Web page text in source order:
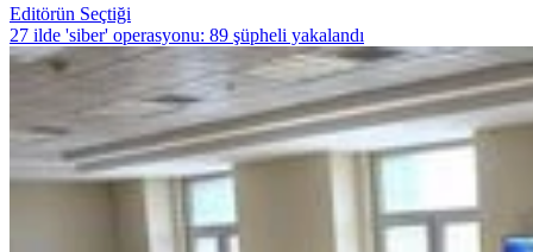
Editörün Seçtiği
27 ilde 'siber' operasyonu: 89 şüpheli yakalandı